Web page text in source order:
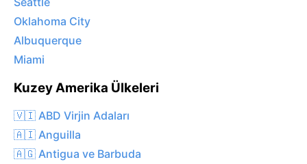
Oklahoma City
Albuquerque
Miami
Kuzey Amerika Ülkeleri
🇻🇮 ABD Virjin Adaları
🇦🇮 Anguilla
🇦🇬 Antigua ve Barbuda